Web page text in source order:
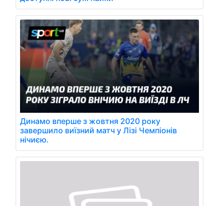
Динамо вперше з жовтня 2020 року
завершило виїзний матч у Лізі Чемпіонів
нічиєю.